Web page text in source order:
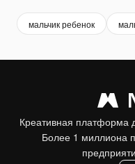
мальчик ребенок
Креативная платформа
Более 1 миллиона